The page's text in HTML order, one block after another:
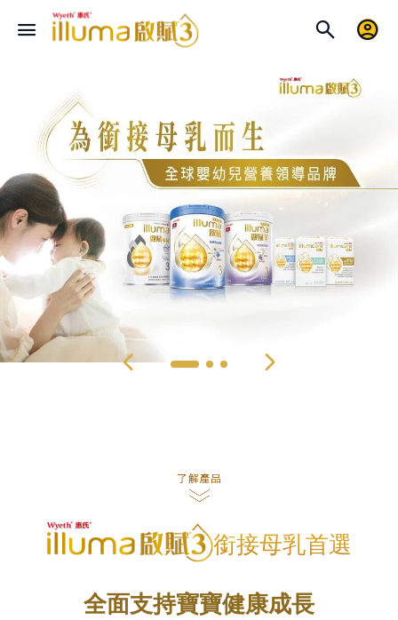
銜接母乳首選
全面支持寶寶健康成長